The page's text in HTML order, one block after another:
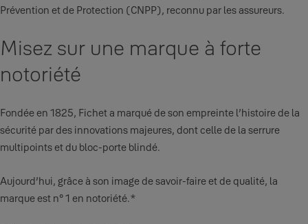
Prévention et de Protection (CNPP), reconnu par les assureurs.
Misez sur une marque à forte
notoriété
Fondée en 1825, Fichet a marqué de son empreinte l’histoire de la
sécurité par des innovations majeures, dont celle de la serrure
multipoints et du bloc-porte blindé.
Aujourd’hui, grâce à son image de savoir-faire et de qualité, la
marque est n° 1 en notoriété.*